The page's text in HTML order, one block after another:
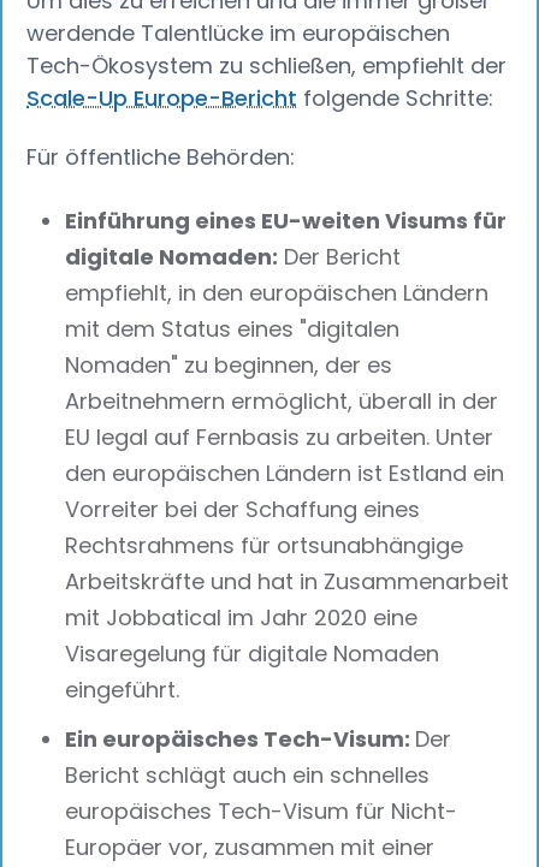
werdende Talentlücke im europäischen
Tech-Ökosystem zu schließen, empfiehlt der
Scale-Up Europe-Bericht folgende Schritte:
Für öffentliche Behörden:
Einführung eines EU-weiten Visums für
digitale Nomaden: Der Bericht
empfiehlt, in den europäischen Ländern
mit dem Status eines "digitalen
Nomaden" zu beginnen, der es
Arbeitnehmern ermöglicht, überall in der
EU legal auf Fernbasis zu arbeiten. Unter
den europäischen Ländern ist Estland ein
Vorreiter bei der Schaffung eines
Rechtsrahmens für ortsunabhängige
Arbeitskräfte und hat in Zusammenarbeit
mit Jobbatical im Jahr 2020 eine
Visaregelung für digitale Nomaden
eingeführt.
Ein europäisches Tech-Visum: Der
Bericht schlägt auch ein schnelles
europäisches Tech-Visum für Nicht-
Europäer vor, zusammen mit einer